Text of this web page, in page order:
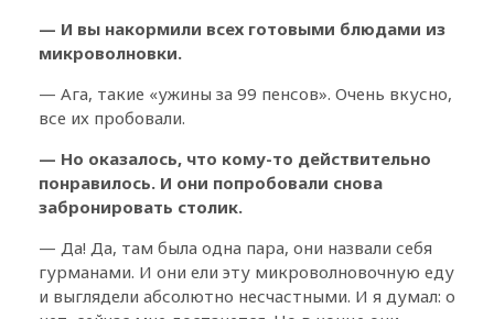
— И вы накормили всех готовыми блюдами из
микроволновки.
— Ага, такие «ужины за 99 пенсов». Очень вкусно,
все их пробовали.
— Но оказалось, что кому-то действительно
понравилось. И они попробовали снова
забронировать столик.
— Да! Да, там была одна пара, они назвали себя
гурманами. И они ели эту микроволновочную еду
и выглядели абсолютно несчастными. И я думал: о